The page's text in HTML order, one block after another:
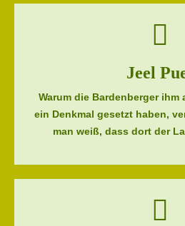
Jeel
Warum die Bardenberger ihm
ein Denkmal gesetzt haben,
man weiß, dass dort der